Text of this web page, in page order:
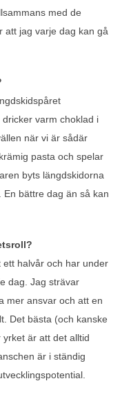
med de
att jag varje dag kan gå
varm choklad i
när vi är sådär
pasta och spelar
byts längdskidorna
En bättre dag än så kan
halvår och har under
dag. Jag strävar
mer ansvar och att en
Det bästa (och kanske
är att det alltid
är i ständig